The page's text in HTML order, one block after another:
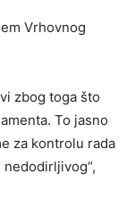
Vrhovnog
zbog toga što
To jasno
za kontrolu rada